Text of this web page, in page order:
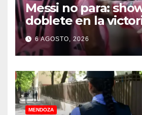
Messi no para:
doblete en la
Miami
6 AGOSTO, 2026
MENDOZA